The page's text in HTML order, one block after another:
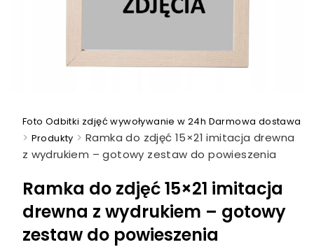
Foto Odbitki zdjęć wywoływanie w 24h Darmowa dostawa
> Produkty > Ramka do zdjęć 15×21 imitacja drewna
z wydrukiem – gotowy zestaw do powieszenia
Ramka do zdjęć 15×21 imitacja
drewna z wydrukiem – gotowy
zestaw do powieszenia